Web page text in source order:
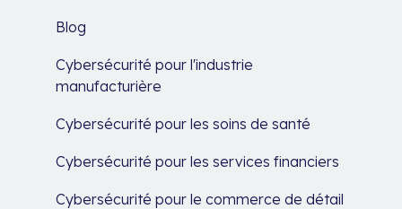
Blog
Cybersécurité pour l'industrie
manufacturière
Cybersécurité pour les soins de santé
Cybersécurité pour les services financiers
Cybersécurité pour le commerce de détail